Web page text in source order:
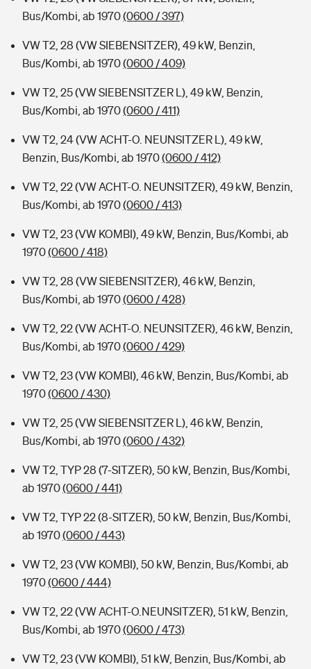
Bus/Kombi, ab 1970(0600 / 397)
VW T2, 28 (VW SIEBENSITZER), 49 kW, Benzin,
Bus/Kombi, ab 1970(0600 / 409)
VW T2, 25 (VW SIEBENSITZER L), 49 kW, Benzin,
Bus/Kombi, ab 1970(0600 / 411)
VW T2, 24 (VW ACHT-O. NEUNSITZER L), 49 kW,
Benzin, Bus/Kombi, ab 1970(0600 / 412)
VW T2, 22 (VW ACHT-O. NEUNSITZER), 49 kW, Benzin,
Bus/Kombi, ab 1970(0600 / 413)
VW T2, 23 (VW KOMBI), 49 kW, Benzin, Bus/Kombi, ab
1970(0600 / 418)
VW T2, 28 (VW SIEBENSITZER), 46 kW, Benzin,
Bus/Kombi, ab 1970(0600 / 428)
VW T2, 22 (VW ACHT-O. NEUNSITZER), 46 kW, Benzin,
Bus/Kombi, ab 1970(0600 / 429)
VW T2, 23 (VW KOMBI), 46 kW, Benzin, Bus/Kombi, ab
1970(0600 / 430)
VW T2, 25 (VW SIEBENSITZER L), 46 kW, Benzin,
Bus/Kombi, ab 1970(0600 / 432)
VW T2, TYP 28 (7-SITZER), 50 kW, Benzin, Bus/Kombi,
ab 1970(0600 / 441)
VW T2, TYP 22 (8-SITZER), 50 kW, Benzin, Bus/Kombi,
ab 1970(0600 / 443)
VW T2, 23 (VW KOMBI), 50 kW, Benzin, Bus/Kombi, ab
1970(0600 / 444)
VW T2, 22 (VW ACHT-O.NEUNSITZER), 51 kW, Benzin,
Bus/Kombi, ab 1970(0600 / 473)
VW T2, 23 (VW KOMBI), 51 kW, Benzin, Bus/Kombi, ab